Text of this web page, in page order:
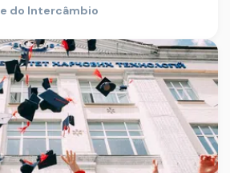
do Intercâmbio